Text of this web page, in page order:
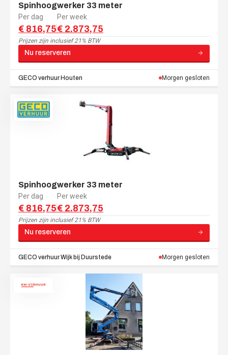
Spinhoogwerker 33 meter
Per dag
€ 816,75
Per week
€ 2.873,75
Prijzen zijn inclusief 21% BTW
Nu reserveren
GECO verhuurHouten Morgen gesloten
Spinhoogwerker 33 meter
Per dag
€ 816,75
Per week
€ 2.873,75
Prijzen zijn inclusief 21% BTW
Nu reserveren
GECO verhuurWijk bij Duurstede Morgen gesloten